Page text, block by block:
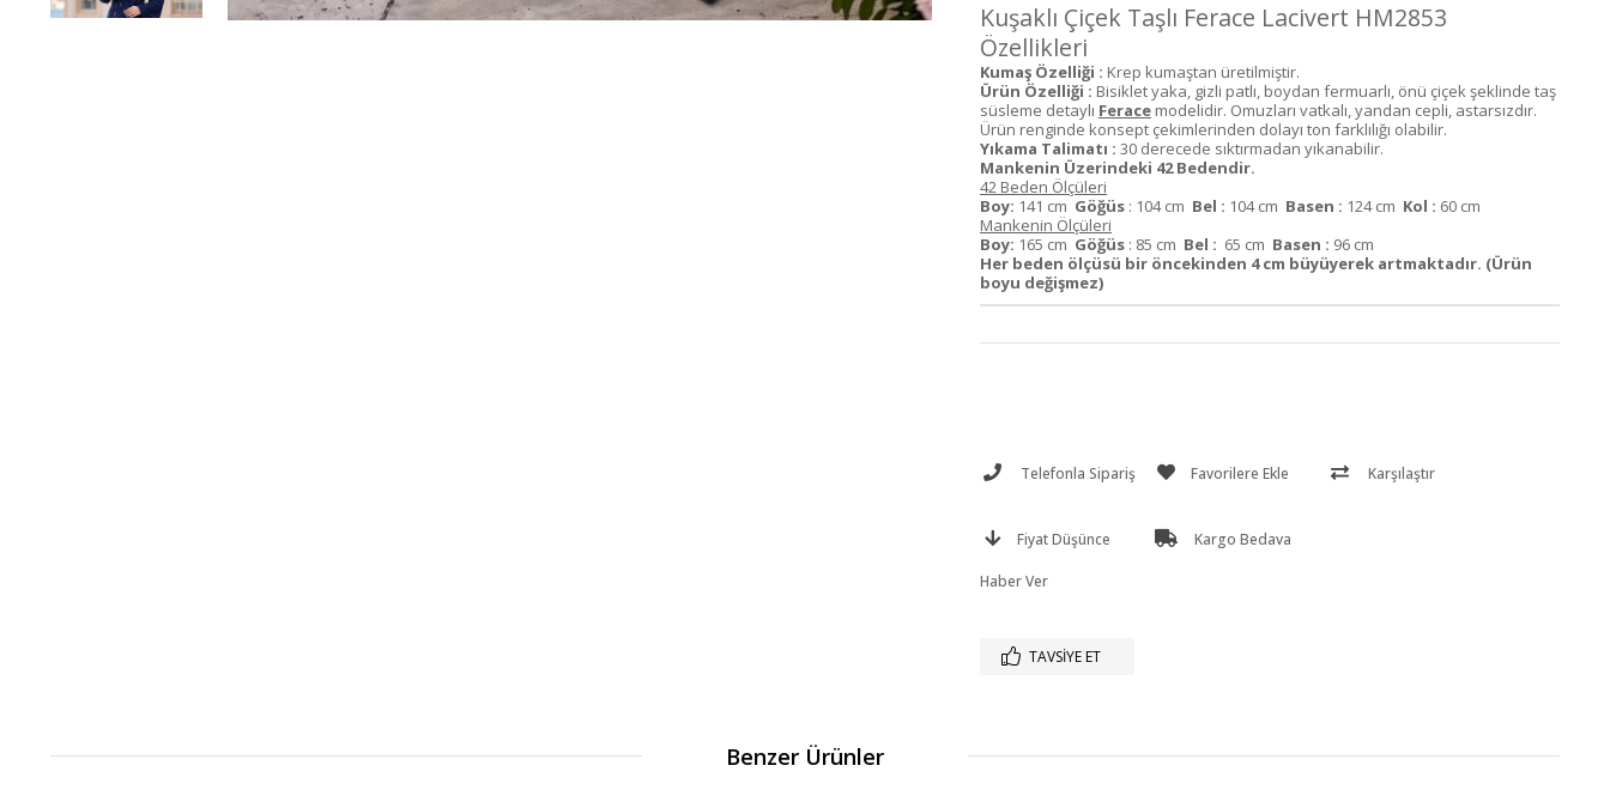
Kuşaklı Çiçek Taşlı Ferace Lacivert HM2853
Özellikleri
Kumaş Özelliği : Krep kumaştan üretilmiştir.
Ürün Özelliği : Bisiklet yaka, gizli patlı, boydan fermuarlı, önü çiçek şeklinde taş
süsleme detaylı Ferace modelidir. Omuzları vatkalı, yandan cepli, astarsızdır.
Ürün renginde konsept çekimlerinden dolayı ton farklılığı olabilir.
Yıkama Talimatı : 30 derecede sıktırmadan yıkanabilir.
Mankenin Üzerindeki 42 Bedendir.
42 Beden Ölçüleri
Boy: 141 cm Göğüs : 104 cm Bel : 104 cm Basen : 124 cm Kol : 60 cm
Mankenin Ölçüleri
Boy: 165 cm Göğüs : 85 cm Bel : 65 cm Basen : 96 cm
Her beden ölçüsü bir öncekinden 4 cm büyüyerek artmaktadır. (Ürün
boyu değişmez)
Telefonla Sipariş Favorilere Ekle Karşılaştır
Fiyat Düşünce
Haber Ver
Kargo Bedava
TAVSIYE ET
Benzer Ürünler